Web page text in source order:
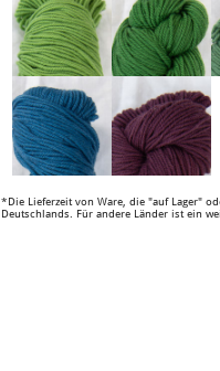
*Die Lieferzeit von Ware, die "auf Lager"
Deutschlands. Für andere Länder ist ein